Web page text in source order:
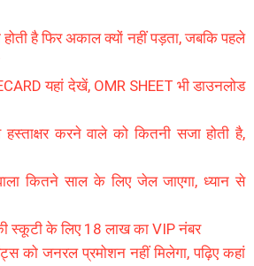
है फिर अकाल क्यों नहीं पड़ता, जबकि पहले
यहां देखें, OMR SHEET भी डाउनलोड
हस्ताक्षर करने वाले को कितनी सजा होती है,
कितने साल के लिए जेल जाएगा, ध्यान से
स्कूटी के लिए 18 लाख का VIP नंबर
को जनरल प्रमोशन नहीं मिलेगा, पढ़िए कहां